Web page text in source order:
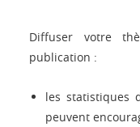
Diffuser votre
publication :
les statistiques
peuvent